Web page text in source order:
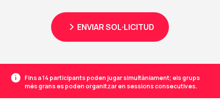
ENVIAR SOL·LICITUD
Fins a 14 participants poden jugar simultàniament; els grups
més grans es poden organitzar en sessions consecutives.